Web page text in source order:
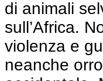
di animali
sull’Africa.
violenza e
neanche